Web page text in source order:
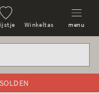
Winkeltas menu